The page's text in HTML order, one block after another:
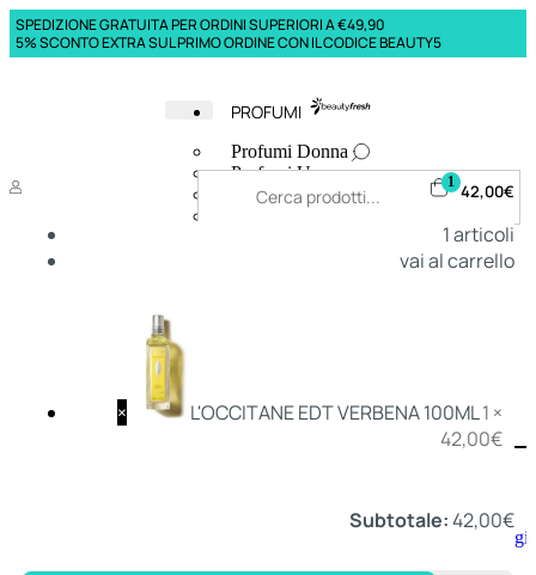
SPEDIZIONE GRATUITA PER ORDINI SUPERIORI A €49,90
5% SCONTO EXTRA SUL PRIMO ORDINE CON IL CODICE BEAUTY5
PROFUMI
Profumi Donna
Profumi Uomo
Deodoranti Donna
Deo
Aggiungi
1 42,00€
1articoli
vai al carrello
× L'OCCITANE EDT VERBENA 100ML1 ×
42,00€
Subtotale:42,00€